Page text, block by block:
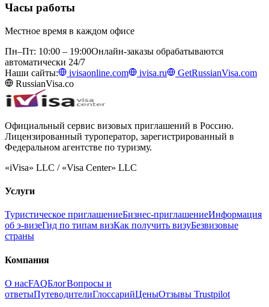
Часы работы
Местное время в каждом офисе
Пн–Пт: 10:00 – 19:00Онлайн-заказы обрабатываются
автоматически 24/7
Наши сайты:
ivisaonline.com ivisa.ru
GetRussianVisa.com
RussianVisa.co
Официальный сервис визовых приглашений в Россию.
Лицензированный туроператор, зарегистрированный в
Федеральном агентстве по туризму.
«iVisa» LLC / «Visa Center» LLC
Услуги
Туристическое приглашениеБизнес-приглашениеИнформация
об э-визеГид по типам визКак получить визуБезвизовые
страны
Компания
О насFAQБлогВопросы и
ответыПутеводителиГлоссарийЦеныОтзывы Trustpilot